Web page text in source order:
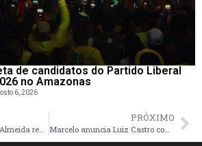
de candidatos do Partido Liberal
no Amazonas
6, 2026
Convenção de David Almeida reúne 40 mil pessoas, a maior das Eleições 2024
PRÓXIMO
Marcelo anuncia Luiz Castro como vice e tem a maior coligação para prefeito de Manaus